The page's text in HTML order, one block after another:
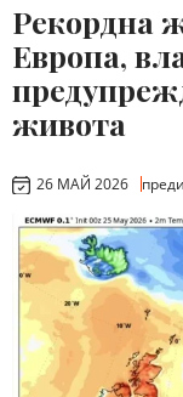
Рекордна
Европа,
живота
26 МАЙ 2026